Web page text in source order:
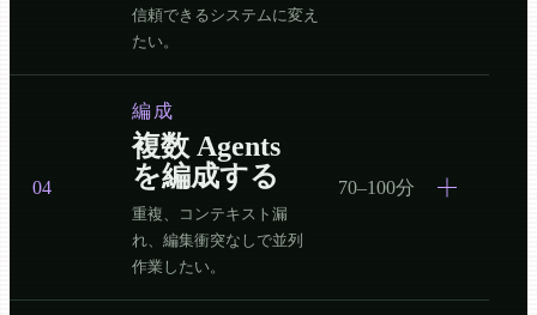
信頼できるシステムに変え
たい。
04
編成
複数 Agents
を編成する
重複、コンテキスト漏
れ、編集衝突なしで並列
作業したい。
70–100分